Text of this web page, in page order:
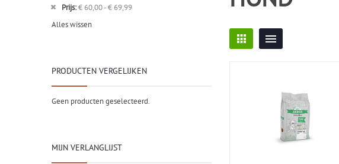
Tonen
Foto-
tabel
Lijst
Prijs € 60,00 - € 69,99
Alles wissen
PRODUCTEN VERGELIJKEN
Geen producten geselecteerd.
MIJN VERLANGLIJST